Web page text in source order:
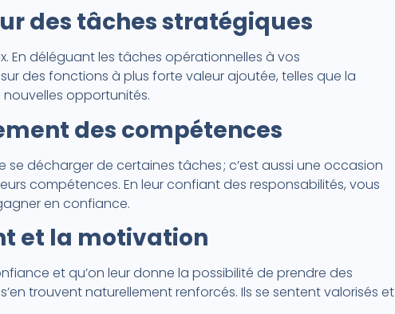
des tâches stratégiques
En déléguant les tâches opérationnelles à vos
des fonctions à plus forte valeur ajoutée, telles que la
opportunités.
des compétences
se décharger de certaines tâches ; c’est aussi une occasion
compétences. En leur confiant des responsabilités, vous
en confiance.
et la motivation
et qu’on leur donne la possibilité de prendre des
trouvent naturellement renforcés. Ils se sentent valorisés et